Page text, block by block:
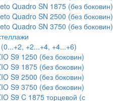
Quadro SN 1875 (без боковин)
Quadro SN 2500 (без боковин)
Quadro SN 3750 (без боковин)
+2...+4, +4...+6)
S9 1250 (без боковин)
S9 1875 (без боковин)
S9 2500 (без боковин)
S9 3750 (без боковин)
S9 C 1875 торцевой (с